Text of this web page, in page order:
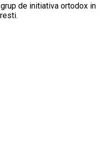
de initiativa ortodox in